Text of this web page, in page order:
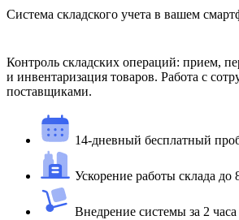
Система складского учета в вашем
Контроль складских операций: прием,
и инвентаризация товаров. Работа с
поставщиками.
14-дневный бесплатный
Ускорение работы склада до
Внедрение системы за 2 часа